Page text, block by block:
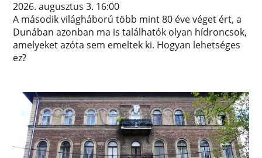
2026. augusztus 3. 16:00
A második világháború több mint 80 éve véget ért, a
Dunában azonban ma is találhatók olyan hídroncsok,
amelyeket azóta sem emeltek ki. Hogyan lehetséges
ez?